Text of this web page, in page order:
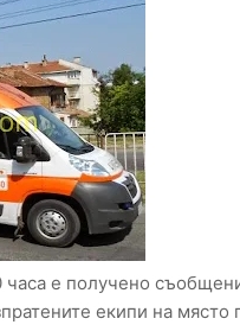
часа е получено
екипи на място